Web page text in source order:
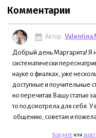
Комментарии
Автор: Valentina
Добрый день Маргарита! Я
систематически
науке о фиалках, уже
доступные и поучительные
но перечитав Вашу статью
то подсмотрела для себя. У
общению, советам и
Войдите или